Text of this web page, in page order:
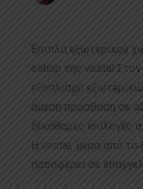
Έπιπλα εξωτερικού
eshop της vestal Στον
εξοπλισμό
άμεση πρόσβαση σε
ξεκάθαρες επιλογές
Η vestal, μέσα από το
προσφέρει σε